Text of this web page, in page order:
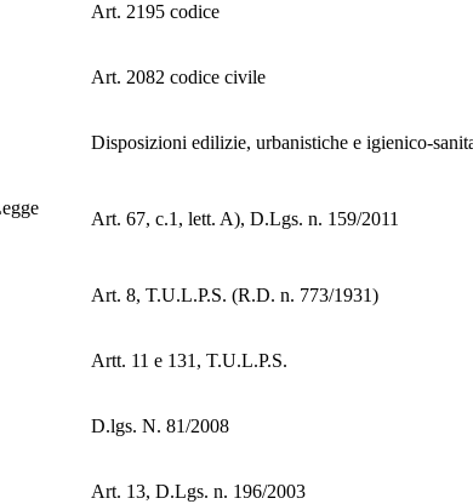
Art. 2195 codice
Art. 2082 codice civile
Disposizioni edilizie, urbanistiche e igienico-
Art. 67, c.1, lett. A), D.Lgs. n. 159/2011
Art. 8, T.U.L.P.S. (R.D. n. 773/1931)
Artt. 11 e 131, T.U.L.P.S.
D.lgs. N. 81/2008
Art. 13, D.Lgs. n. 196/2003